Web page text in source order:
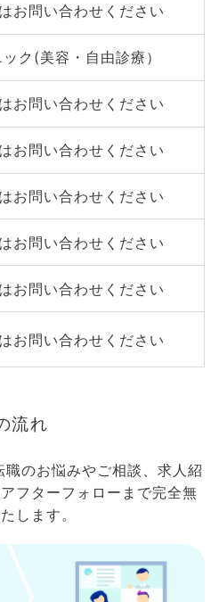
お問い合わせください
ク(美容・自由診療）
お問い合わせください
お問い合わせください
お問い合わせください
お問い合わせください
お問い合わせください
お問い合わせください
流れ
のお悩みやご相談、求人紹
フターフォローまで完全無
します。